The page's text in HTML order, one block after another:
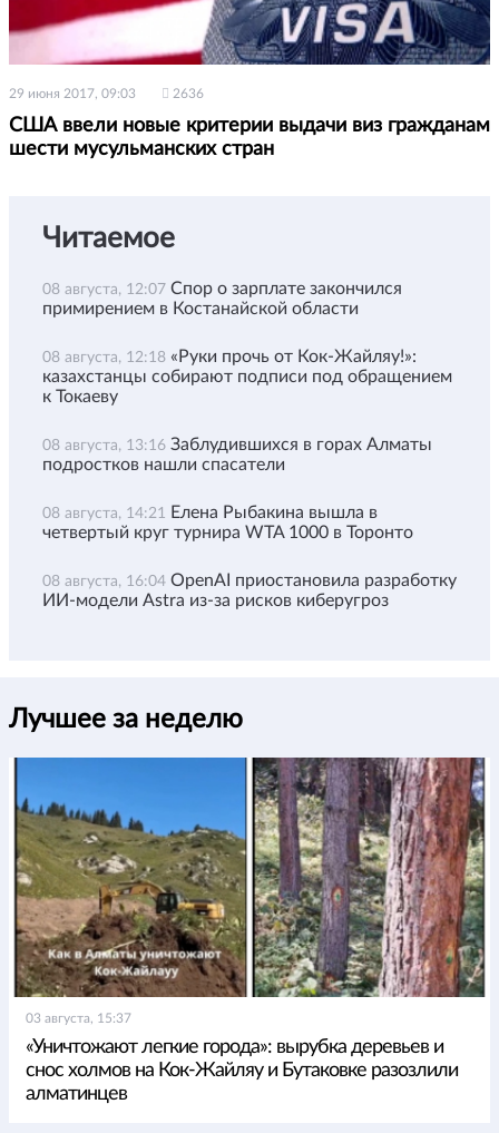
29 июня 2017, 09:03 2636
США ввели новые критерии выдачи виз гражданам
шести мусульманских стран
Читаемое
08 августа, 12:07 Спор о зарплате закончился
примирением в Костанайской области
08 августа, 12:18 «Руки прочь от Кок-Жайляу!»:
казахстанцы собирают подписи под обращением
к Токаеву
08 августа, 13:16 Заблудившихся в горах Алматы
подростков нашли спасатели
08 августа, 14:21
Елена Рыбакина вышла в
четвертый круг турнира WTA 1000 в Торонто
08 августа, 16:04 OpenAI приостановила разработку
ИИ-модели Astra из-за рисков киберугроз
Лучшее за неделю
03 августа, 15:37
«Уничтожают легкие города»: вырубка деревьев и
снос холмов на Кок-Жайляу и Бутаковке разозлили
алматинцев